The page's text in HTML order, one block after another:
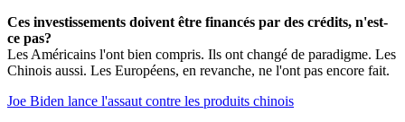
Ces investissements doivent être financés par des crédits, n'est-
ce pas?
Les Américains l'ont bien compris. Ils ont changé de paradigme. Les
Chinois aussi. Les Européens, en revanche, ne l'ont pas encore fait.
Joe Biden lance l'assaut contre les produits chinois